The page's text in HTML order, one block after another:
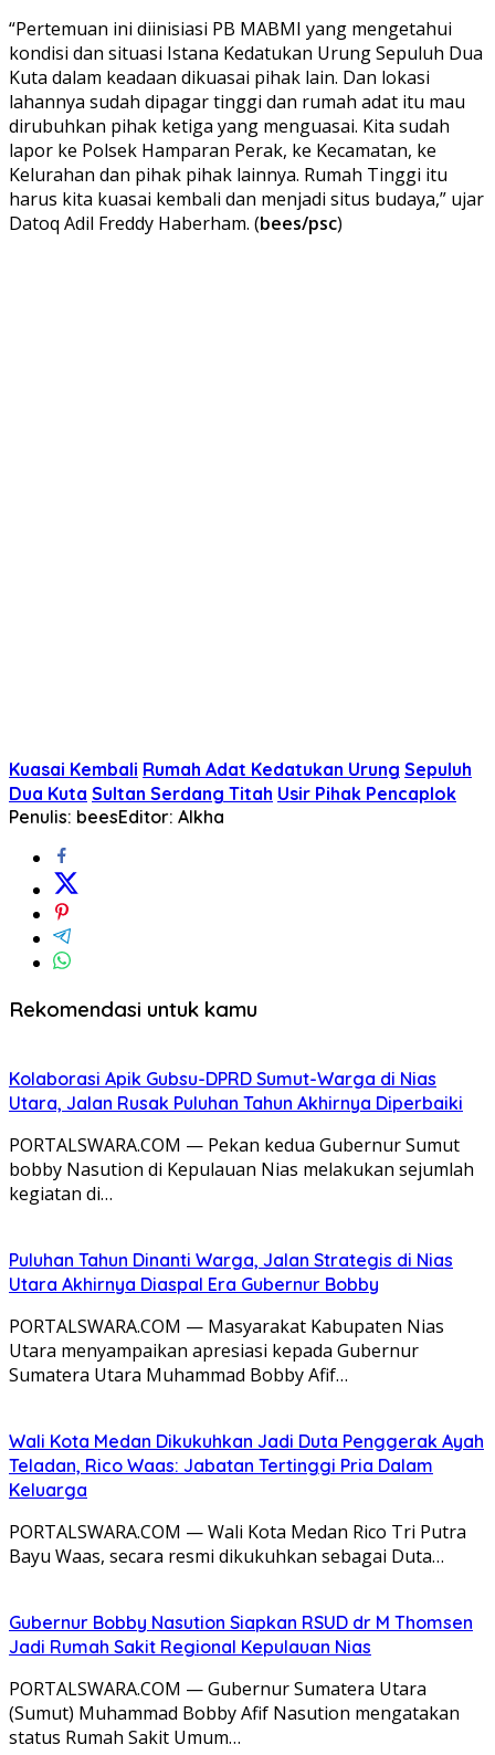
“Pertemuan ini diinisiasi PB MABMI yang mengetahui
kondisi dan situasi Istana Kedatukan Urung Sepuluh Dua
Kuta dalam keadaan dikuasai pihak lain. Dan lokasi
lahannya sudah dipagar tinggi dan rumah adat itu mau
dirubuhkan pihak ketiga yang menguasai. Kita sudah
lapor ke Polsek Hamparan Perak, ke Kecamatan, ke
Kelurahan dan pihak pihak lainnya. Rumah Tinggi itu
harus kita kuasai kembali dan menjadi situs budaya,” ujar
Datoq Adil Freddy Haberham. (bees/psc)
Kuasai Kembali Rumah Adat Kedatukan Urung Sepuluh
Dua Kuta Sultan Serdang Titah Usir Pihak Pencaplok
Penulis: beesEditor: Alkha
Rekomendasi untuk kamu
Kolaborasi Apik Gubsu-DPRD Sumut-Warga di Nias
Utara, Jalan Rusak Puluhan Tahun Akhirnya Diperbaiki
PORTALSWARA.COM — Pekan kedua Gubernur Sumut
bobby Nasution di Kepulauan Nias melakukan sejumlah
kegiatan di…
Puluhan Tahun Dinanti Warga, Jalan Strategis di Nias
Utara Akhirnya Diaspal Era Gubernur Bobby
PORTALSWARA.COM — Masyarakat Kabupaten Nias
Utara menyampaikan apresiasi kepada Gubernur
Sumatera Utara Muhammad Bobby Afif…
Wali Kota Medan Dikukuhkan Jadi Duta Penggerak Ayah
Teladan, Rico Waas: Jabatan Tertinggi Pria Dalam
Keluarga
PORTALSWARA.COM — Wali Kota Medan Rico Tri Putra
Bayu Waas, secara resmi dikukuhkan sebagai Duta…
Gubernur Bobby Nasution Siapkan RSUD dr M Thomsen
Jadi Rumah Sakit Regional Kepulauan Nias
PORTALSWARA.COM — Gubernur Sumatera Utara
(Sumut) Muhammad Bobby Afif Nasution mengatakan
status Rumah Sakit Umum…